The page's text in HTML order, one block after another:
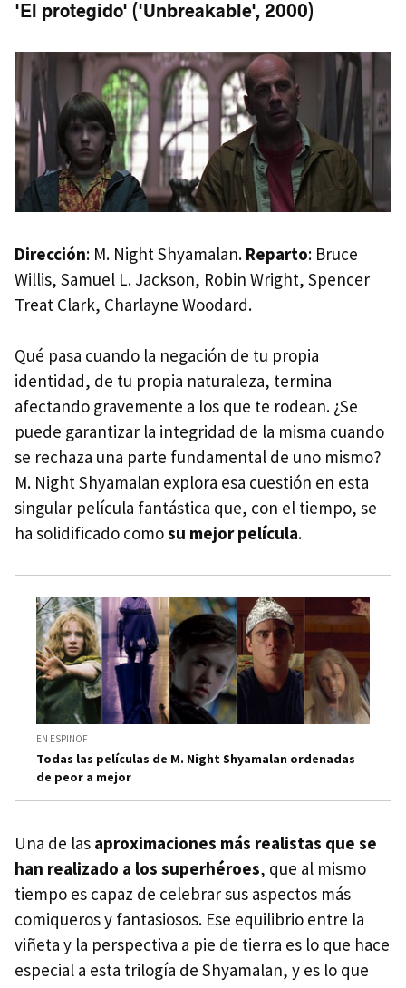
'El protegido' ('Unbreakable', 2000)
Dirección: M. Night Shyamalan. Reparto: Bruce
Willis, Samuel L. Jackson, Robin Wright, Spencer
Treat Clark, Charlayne Woodard.
Qué pasa cuando la negación de tu propia
identidad, de tu propia naturaleza, termina
afectando gravemente a los que te rodean. ¿Se
puede garantizar la integridad de la misma cuando
se rechaza una parte fundamental de uno mismo?
M. Night Shyamalan explora esa cuestión en esta
singular película fantástica que, con el tiempo, se
ha solidificado comosu mejor película.
EN ESPINOF
Todas las películas de M. Night Shyamalan ordenadas
de peor a mejor
Una de las aproximaciones más realistas que se
han realizado a los superhéroes, que al mismo
tiempo es capaz de celebrar sus aspectos más
comiqueros y fantasiosos. Ese equilibrio entre la
viñeta y la perspectiva a pie de tierra es lo que hace
especial a esta trilogía de Shyamalan, y es lo que